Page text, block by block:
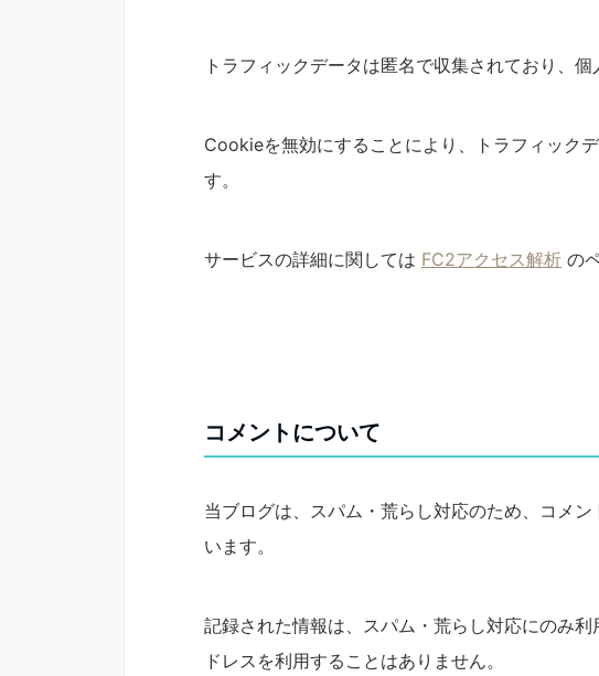
トラフィックデータは匿名で収集されており、個
Cookieを無効にすることにより、トラフィック
す。
サービスの詳細に関しては FC2アクセス解析 の
コメントについて
当ブログは、スパム・荒らし対応のため、コメ
います。
記録された情報は、スパム・荒らし対応にのみ
ドレスを利用することはありません。